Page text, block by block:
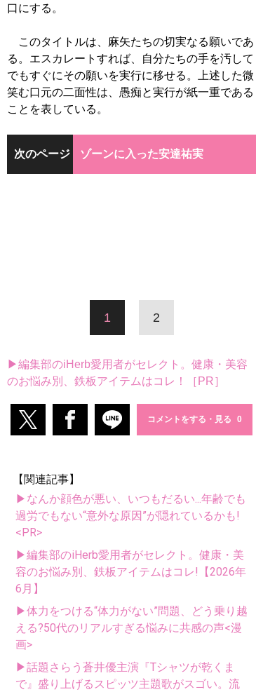
口にする。
このタイトルは、麻矢たちの切実なる願いであ
る。エスカレートすれば、自分たちの手を汚して
でもすぐにその願いを実行に移せる。上述した微
笑む口元の二面性は、愚痴と実行が紙一重である
ことを表している。
次のページ ゾーンに入った安達祐実
1 2
▶編集部のiHerb愛用者がセレクト。健康・美容
のお悩み別、鉄板アイテムはコレ！［PR］
コメントをする・見る
【関連記事】
▶なんか顔色が悪い、いつもだるい...年齢でも
過労でもない“意外な原因”が隠れているかも!
<PR>
▶編集部のiHerb愛用者がセレクト。健康・美
容のお悩み別、鉄板アイテムはコレ!【2026年
6月】
▶体力をつける“体力がない”問題、どう乗り越
える?50代のリアルすぎる悩みに共感の声<漫
画>
▶話題さらう蒼井優主演『Tシャツが乾くま
で』盛り上げるスピッツ主題歌がスゴい。流